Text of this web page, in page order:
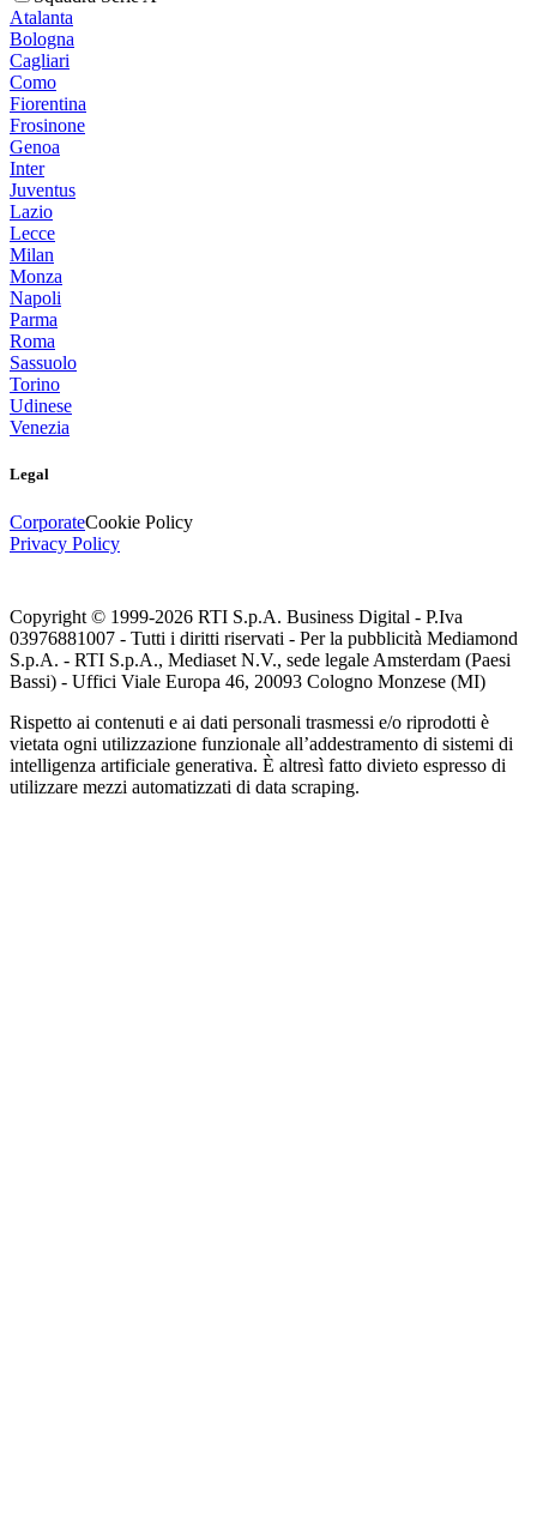
Atalanta
Bologna
Cagliari
Como
Fiorentina
Frosinone
Genoa
Inter
Juventus
Lazio
Lecce
Milan
Monza
Napoli
Parma
Roma
Sassuolo
Torino
Udinese
Venezia
Legal
CorporateCookie Policy
Privacy Policy
Copyright © 1999-2026 RTI S.p.A. Business Digital - P.Iva
03976881007 - Tutti i diritti riservati - Per la pubblicità Mediamond
S.p.A. - RTI S.p.A., Mediaset N.V., sede legale Amsterdam (Paesi
Bassi) - Uffici Viale Europa 46, 20093 Cologno Monzese (MI)
Rispetto ai contenuti e ai dati personali trasmessi e/o riprodotti è
vietata ogni utilizzazione funzionale all’addestramento di sistemi di
intelligenza artificiale generativa. È altresì fatto divieto espresso di
utilizzare mezzi automatizzati di data scraping.